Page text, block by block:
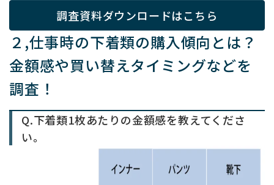
調査資料ダウンロードはこちら
２,仕事時の下着類の購入傾向とは？
金額感や買い替えタイミングなどを
調査！
Q.下着類1枚あたりの金額感を教えてくださ
い。